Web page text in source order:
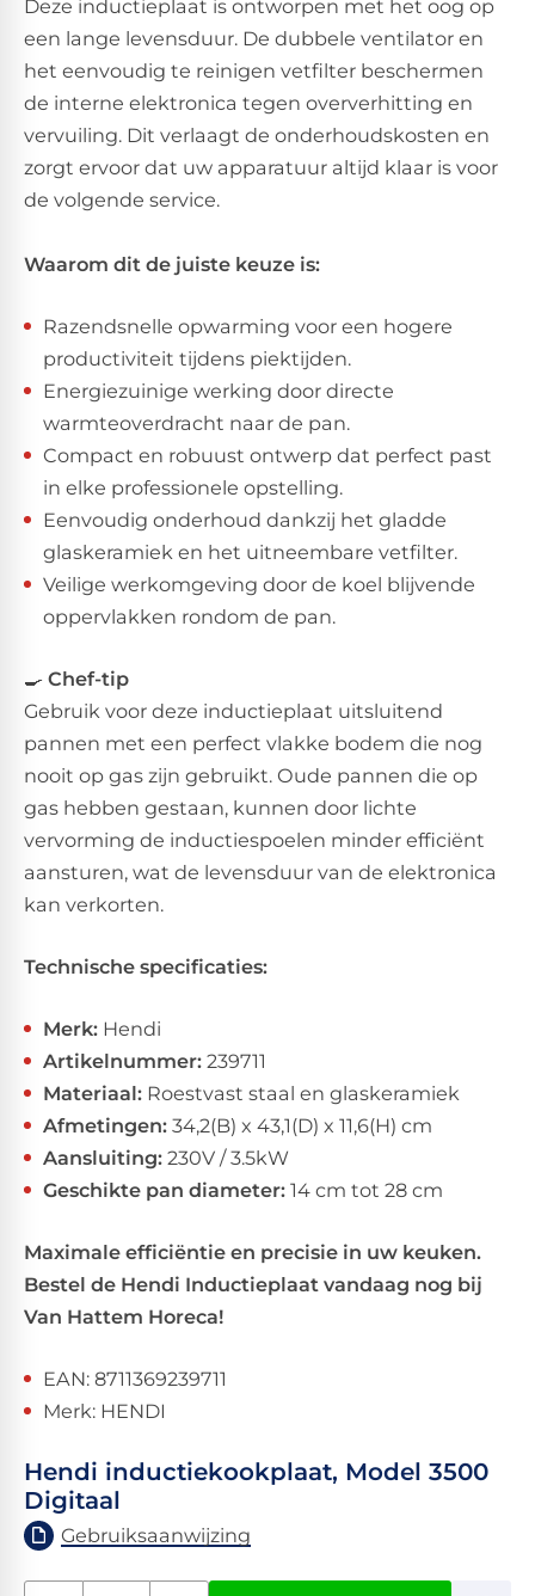
Deze inductieplaat is ontworpen met het oog op
een lange levensduur. De dubbele ventilator en
het eenvoudig te reinigen vetfilter beschermen
de interne elektronica tegen oververhitting en
vervuiling. Dit verlaagt de onderhoudskosten en
zorgt ervoor dat uw apparatuur altijd klaar is voor
de volgende service.
Waarom dit de juiste keuze is:
Razendsnelle opwarming voor een hogere
productiviteit tijdens piektijden.
Energiezuinige werking door directe
warmteoverdracht naar de pan.
Compact en robuust ontwerp dat perfect past
in elke professionele opstelling.
Eenvoudig onderhoud dankzij het gladde
glaskeramiek en het uitneembare vetfilter.
Veilige werkomgeving door de koel blijvende
oppervlakken rondom de pan.
🍳 Chef-tip
Gebruik voor deze inductieplaat uitsluitend
pannen met een perfect vlakke bodem die nog
nooit op gas zijn gebruikt. Oude pannen die op
gas hebben gestaan, kunnen door lichte
vervorming de inductiespoelen minder efficiënt
aansturen, wat de levensduur van de elektronica
kan verkorten.
Technische specificaties:
Merk: Hendi
Artikelnummer: 239711
Materiaal: Roestvast staal en glaskeramiek
Afmetingen: 34,2(B) x 43,1(D) x 11,6(H) cm
Aansluiting: 230V / 3.5kW
Geschikte pan diameter: 14 cm tot 28 cm
Maximale efficiëntie en precisie in uw keuken.
Bestel de Hendi Inductieplaat vandaag nog bij
Van Hattem Horeca!
EAN: 8711369239711
Merk: HENDI
Hendi inductiekookplaat, Model 3500
Digitaal
Gebruiksaanwijzing